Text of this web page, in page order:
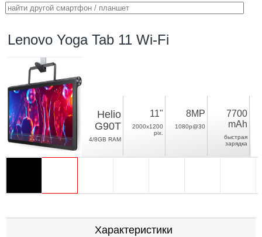
Lenovo Yoga Tab 11 Wi-Fi
Helio
G90T
4/8GB RAM
11"
2000x1200
pix.
8MP
1080p@30
7700
mAh
быстрая
зарядка
Характеристики